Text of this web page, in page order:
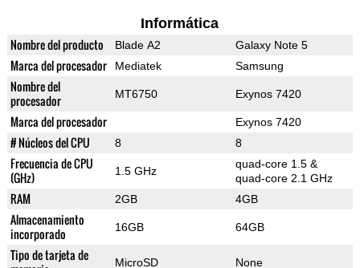
Informática
Nombre del producto Blade A2 Galaxy Note 5
Marca del procesador Mediatek Samsung
Nombre del
procesador
MT6750 Exynos 7420
Marca del procesador Exynos 7420
# Núcleos del CPU 8 8
Frecuencia de CPU
(GHz)
1.5 GHz
quad-core 1.5 &
quad-core 2.1 GHz
RAM 2GB 4GB
Almacenamiento
incorporado
16GB 64GB
Tipo de tarjeta de
MicroSD None